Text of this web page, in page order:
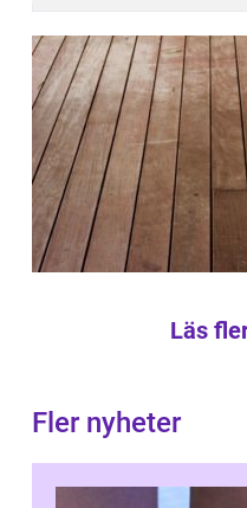
Läs
Fler nyheter